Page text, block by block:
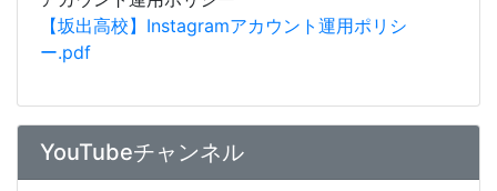
【坂出高校】Instagramアカウント運用ポリシ
ー.pdf
YouTubeチャンネル